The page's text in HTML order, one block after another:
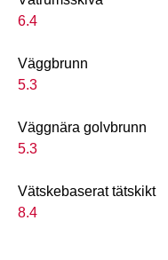
6.4
Väggbrunn
5.3
Väggnära golvbrunn
5.3
Vätskebaserat tätskikt
8.4